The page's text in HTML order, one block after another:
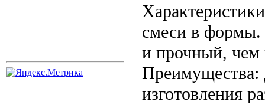
смеси в формы.
и прочный, чем
Преимущества:
изготовления